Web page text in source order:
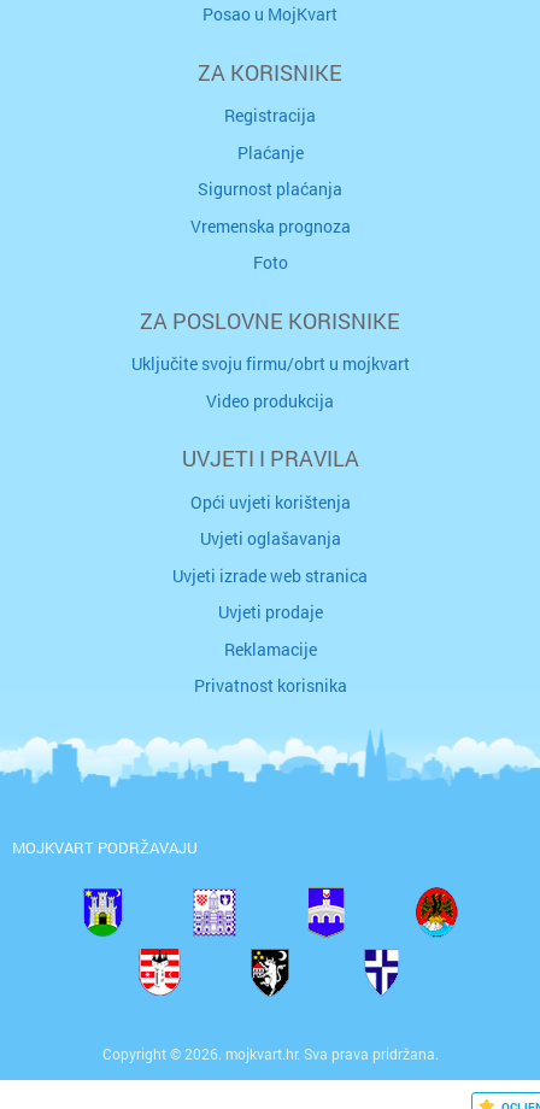
Posao u MojKvart
ZA KORISNIKE
Registracija
Plaćanje
Sigurnost plaćanja
Vremenska prognoza
Foto
ZA POSLOVNE KORISNIKE
Uključite svoju firmu/obrt u mojkvart
Video produkcija
UVJETI I PRAVILA
Opći uvjeti korištenja
Uvjeti oglašavanja
Uvjeti izrade web stranica
Uvjeti prodaje
Reklamacije
Privatnost korisnika
MOJKVART PODRŽAVAJU
Copyright © 2026. mojkvart.hr. Sva prava pridržana.